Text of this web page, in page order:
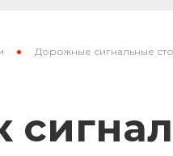
Дорожные сигнальные